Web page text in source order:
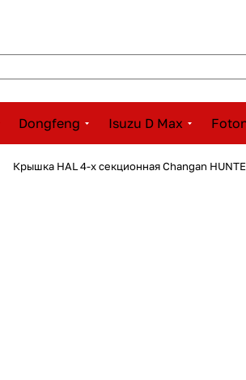
Dongfeng Isuzu D Max
Крышка HAL 4-х секционная Changan